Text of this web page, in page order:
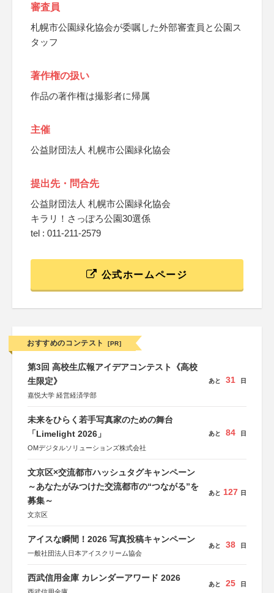
審査員
札幌市公園緑化協会が委嘱した外部審査員と公園ス
タッフ
著作権の扱い
作品の著作権は撮影者に帰属
主催
公益財団法人 札幌市公園緑化協会
提出先・問合先
公益財団法人 札幌市公園緑化協会
キラリ！さっぽろ公園30選係
tel : 011-211-2579
公式ホームページ
おすすめのコンテスト [PR]
第3回 高校生広報アイデアコンテスト《高校
生限定》
嘉悦大学 経営経済学部
あと 31 日
未来をひらく若手写真家のための舞台
「Limelight 2026」
OMデジタルソリューションズ株式会社
あと 84 日
文京区×交流都市ハッシュタグキャンペーン
～あなたがみつけた交流都市の“つながる”を
募集～
文京区
あと 127 日
アイスな瞬間！2026 写真投稿キャンペーン
一般社団法人日本アイスクリーム協会
あと 38 日
西武信用金庫 カレンダーアワード 2026
あと 25 日